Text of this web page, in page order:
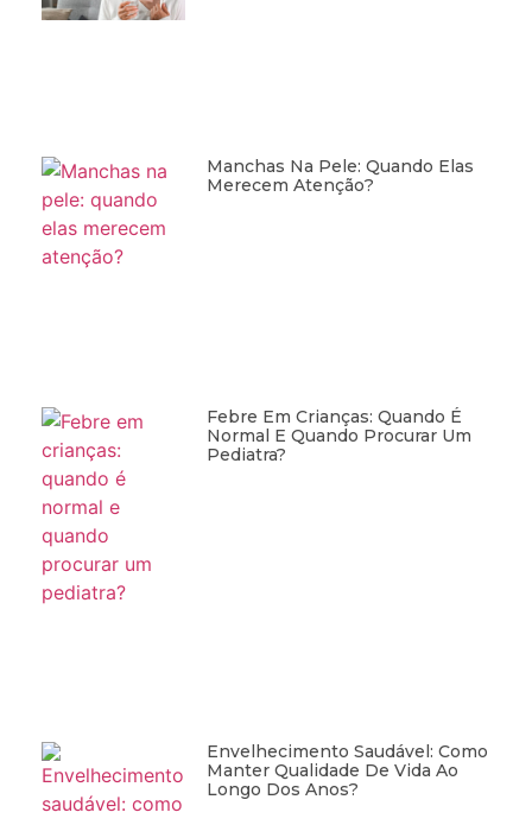
Manchas Na Pele: Quando Elas
Merecem Atenção?
Febre Em Crianças: Quando É
Normal E Quando Procurar Um
Pediatra?
Envelhecimento Saudável: Como
Manter Qualidade De Vida Ao
Longo Dos Anos?